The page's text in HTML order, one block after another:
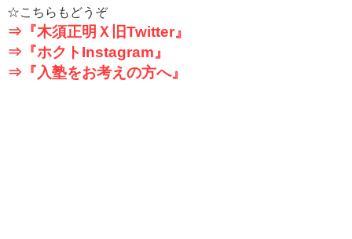
☆こちらもどうぞ
⇒『木須正明Ｘ旧Twitter 』
⇒『ホクトInstagram 』
⇒『入塾をお考えの方へ』